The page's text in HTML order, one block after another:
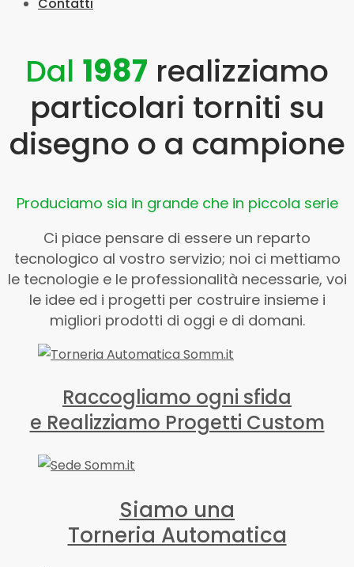
Dal 1987 realizziamo
particolari torniti su
disegno o a campione
Produciamo sia in grande che in piccola serie
Ci piace pensare di essere un reparto
tecnologico al vostro servizio; noi ci mettiamo
le tecnologie e le professionalità necessarie, voi
le idee ed i progetti per costruire insieme i
migliori prodotti di oggi e di domani.
Raccogliamo ogni sfida
e Realizziamo Progetti Custom
Siamo una
Torneria Automatica